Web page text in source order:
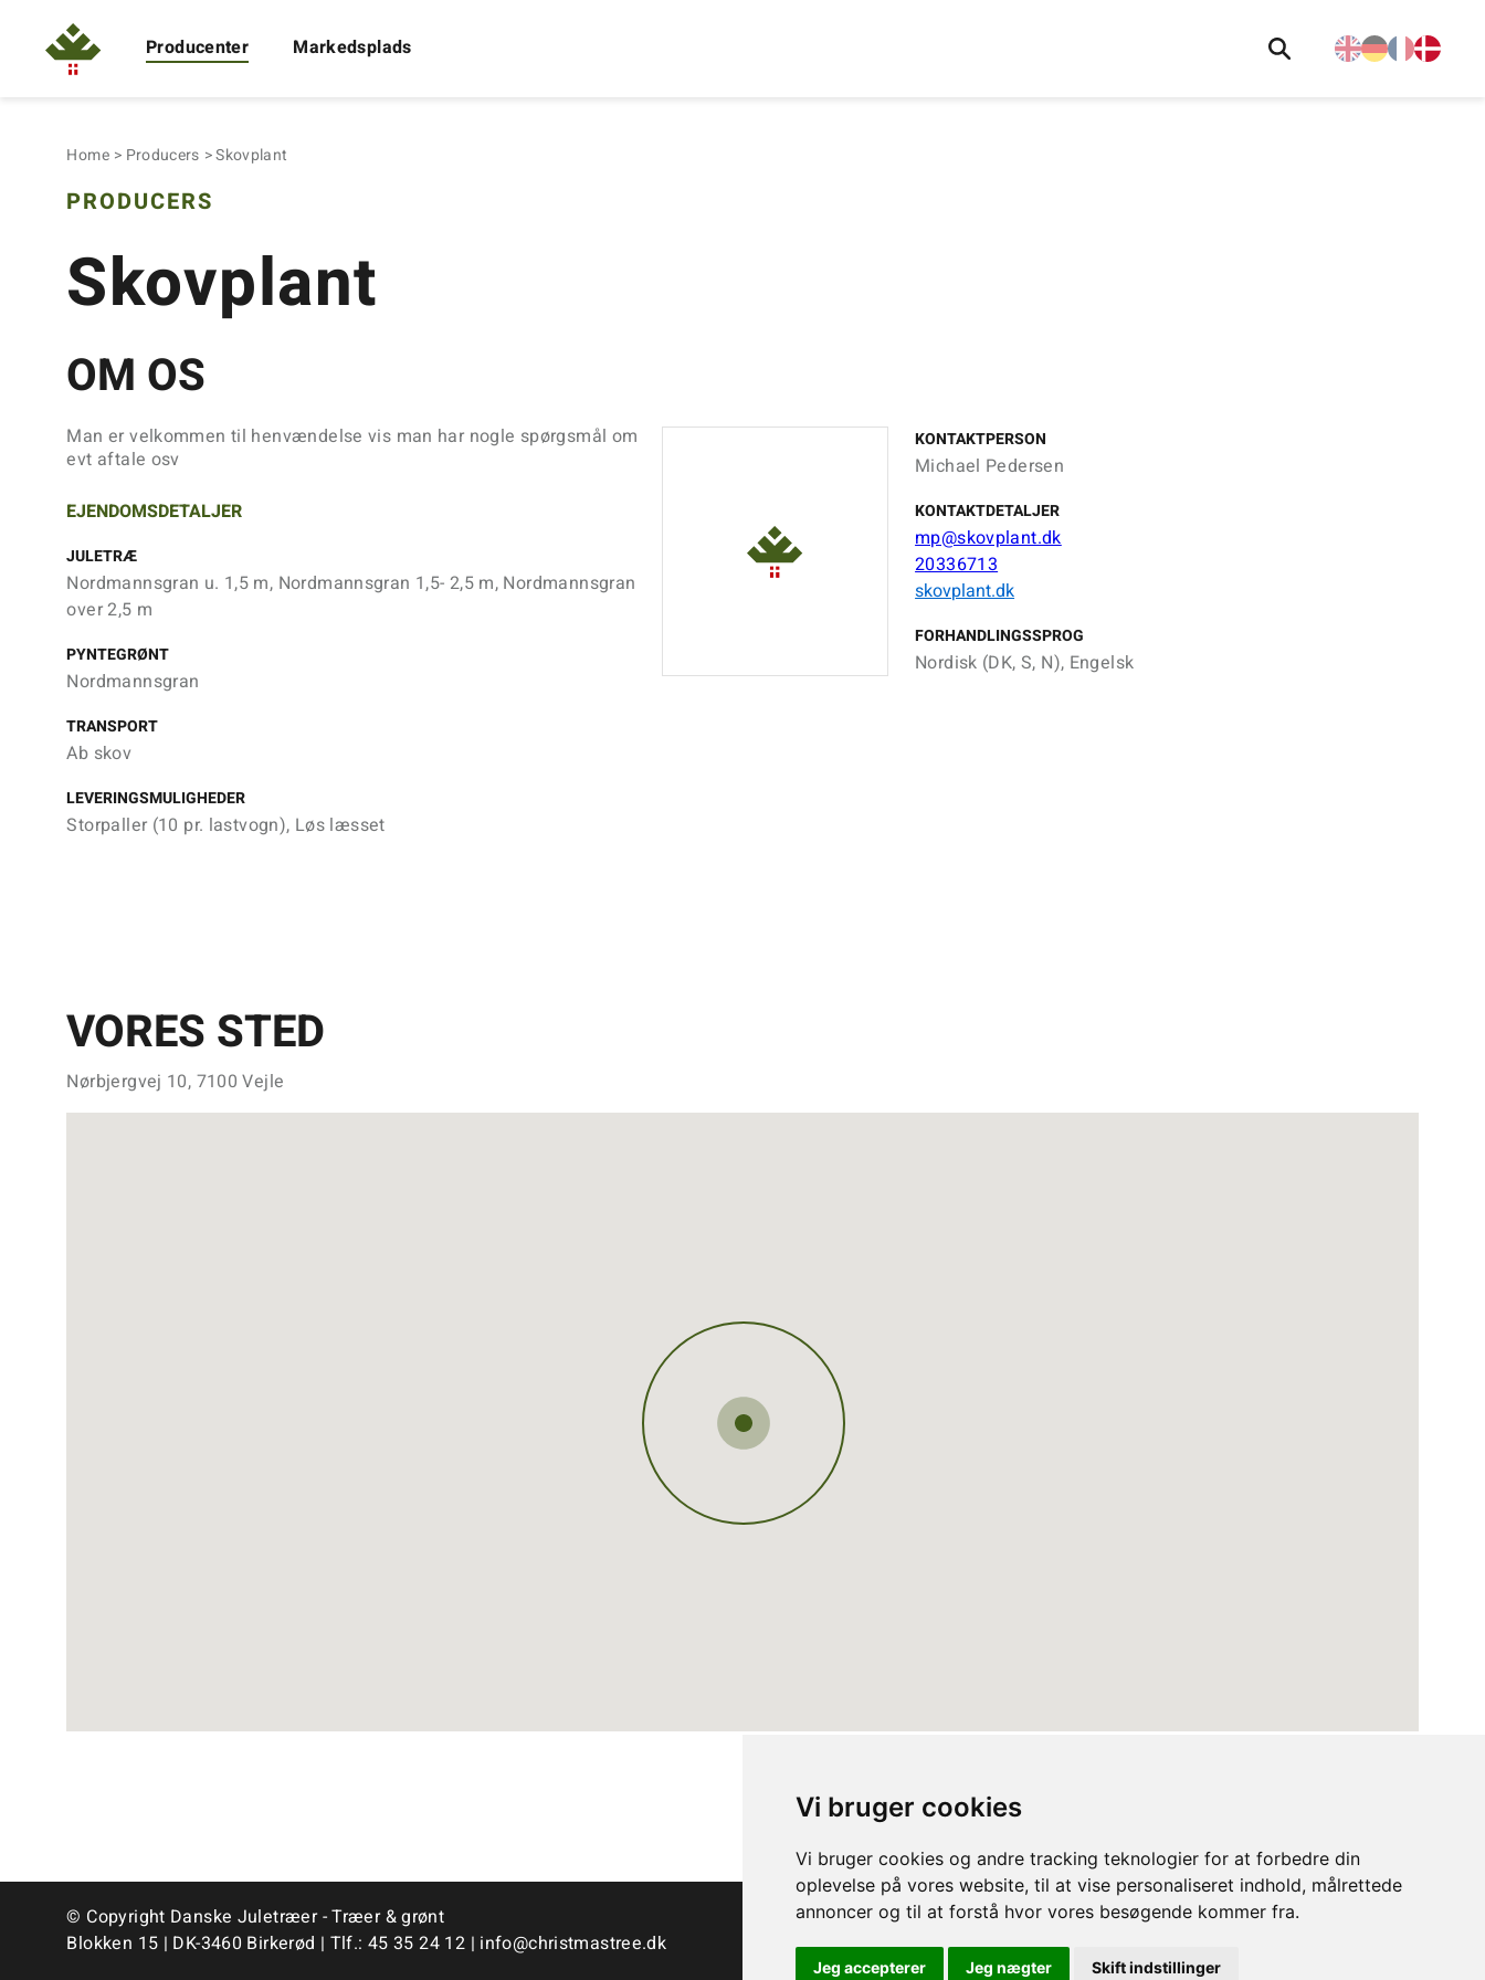
Vi bruger cookies
Vi bruger cookies og andre tracking teknologier for at forbedre din
oplevelse på vores website, til at vise personaliseret indhold, målrettede
annoncer og til at forstå hvor vores besøgende kommer fra.
Jeg accepterer Jeg nægter Skift indstillinger
Producenter Markedsplads
Home Producers Skovplant
PRODUCERS
Skovplant
OM OS
Man er velkommen til henvændelse vis man har nogle spørgsmål om
evt aftale osv
EJENDOMSDETALJER
JULETRÆ
Nordmannsgran u. 1,5 m, Nordmannsgran 1,5- 2,5 m, Nordmannsgran
over 2,5 m
PYNTEGRØNT
Nordmannsgran
TRANSPORT
Ab skov
LEVERINGSMULIGHEDER
Storpaller (10 pr. lastvogn), Løs læsset
KONTAKTPERSON
Michael Pedersen
KONTAKTDETALJER
mp@skovplant.dk
20336713
skovplant.dk
FORHANDLINGSSPROG
Nordisk (DK, S, N), Engelsk
VORES STED
Nørbjergvej 10, 7100 Vejle
© Copyright Danske Juletræer - Træer & grønt
Blokken 15 | DK-3460 Birkerød | Tlf.: 45 35 24 12 | info@christmastree.dk Privacy Policy